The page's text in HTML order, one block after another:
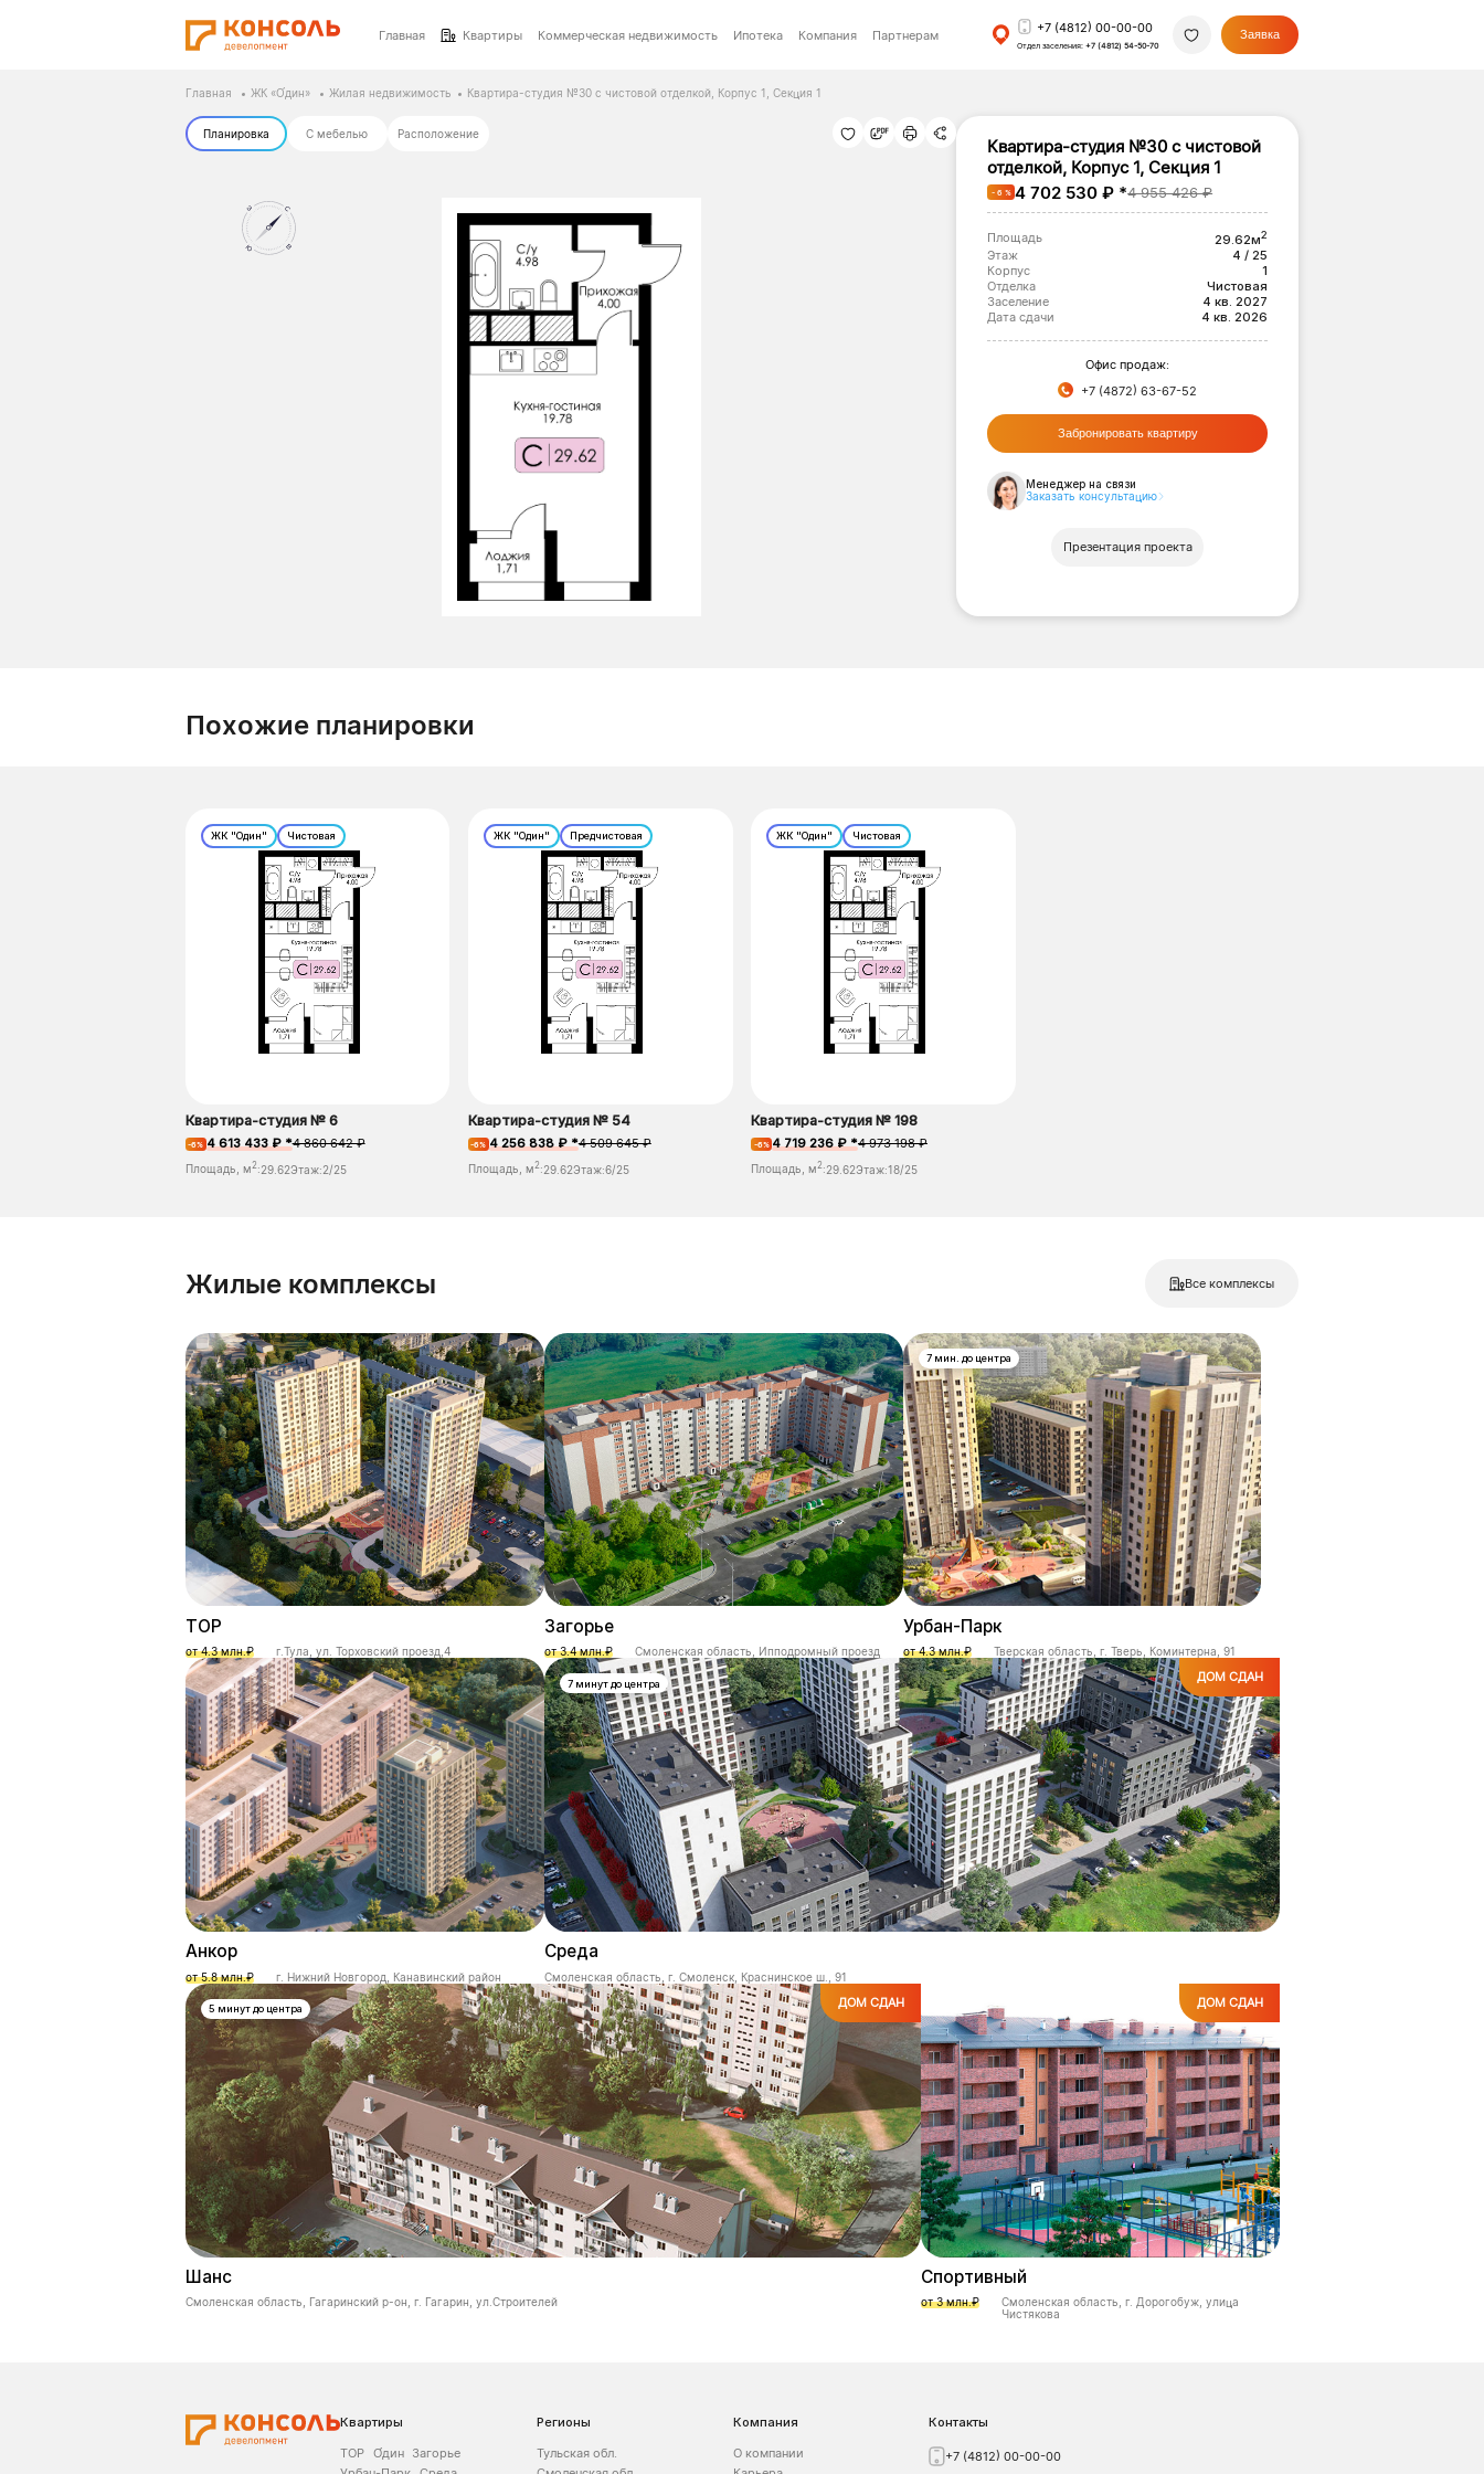
Главная Квартиры Коммерческая недвижимость Ипотека Компания Партнерам +7 (4812) 00-00-00
Отдел заселения:+7 (4812) 54-50-70
Заявка
Главная ЖК «О́дин» Жилая недвижимость Квартира-студия №30 с чистовой отделкой, Корпус 1, Секция 1
Планировка С мебелью Расположение
Квартира-студия №30 с чистовой
отделкой, Корпус 1, Секция 1
- 6 % 4 702 530 ₽ *4 955 426 ₽
Площадь 29.62м2
Этаж
4 / 25
Корпус
1
Отделка
Чистовая
Заселение
4 кв. 2027
Дата сдачи
4 кв. 2026
Офис продаж:
+7 (4872) 63-67-52
Забронировать квартиру
Менеджер на связи
Заказать консультацию
Презентация проекта
Похожие планировки
ЖК "Один" Чистовая
Квартира-студия № 6
-6% 4 613 433 ₽ *4 860 642 ₽
Площадь, м2:29.62Этаж:2/25
ЖК "Один" Предчистовая
Квартира-студия № 54
-6% 4 256 838 ₽ *4 509 645 ₽
Площадь, м2:29.62Этаж:6/25
ЖК "Один" Чистовая
Квартира-студия № 198
-6% 4 719 236 ₽ *4 973 198 ₽
Площадь, м2:29.62Этаж:18/25
Жилые комплексы Все комплексы
ТОР
от 4.3 млн.₽ г.Тула, ул. Торховский проезд,4
Загорье
от 3.4 млн.₽ Смоленская область, Ипподромный проезд
7 мин. до центра
Урбан-Парк
от 4.3 млн.₽ Тверская область, г. Тверь, Коминтерна, 91
Анкор
от 5.8 млн.₽ г. Нижний Новгород, Канавинский район
7 минут до центра ДОМ СДАН
Среда
Смоленская область, г. Смоленск, Краснинское ш., 91
5 минут до центра ДОМ СДАН
Шанс
Смоленская область, Гагаринский р-он, г. Гагарин, ул.Строителей
ДОМ СДАН
Спортивный
от 3 млн.₽
Смоленская область, г. Дорогобуж, улица
Чистякова
Квартиры
ТОР О́дин
Загорье
Регионы
Тульская обл.
Компания
О компании
Контакты
+7 (4812) 00-00-00